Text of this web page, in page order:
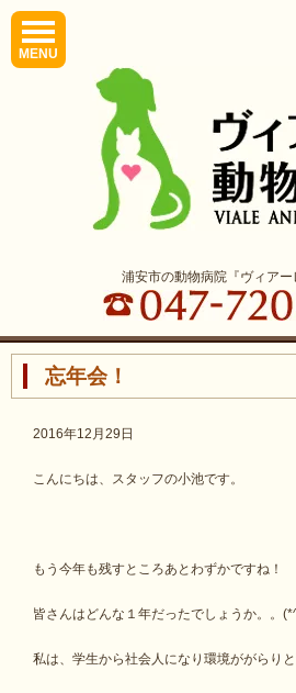
MENU
浦安市の動物病院『ヴィアー
忘年会！
2016年12月29日
こんにちは、スタッフの小池です。
もう今年も残すところあとわずかですね！
皆さんはどんな１年だったでしょうか。。
私は、学生から社会人になり環境ががらり